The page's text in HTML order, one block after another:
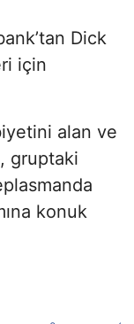
Dick
için
alan ve
gruptaki
konuk